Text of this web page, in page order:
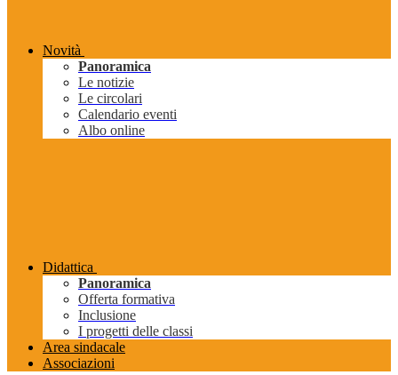
Novità
Panoramica
Le notizie
Le circolari
Calendario eventi
Albo online
Didattica
Panoramica
Offerta formativa
Inclusione
I progetti delle classi
Area sindacale
Associazioni